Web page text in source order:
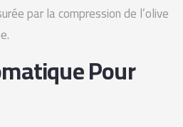
par la compression de l’olive
Pour